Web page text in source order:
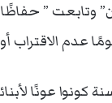
” حفاظًا
عدم
كونوا عونًا